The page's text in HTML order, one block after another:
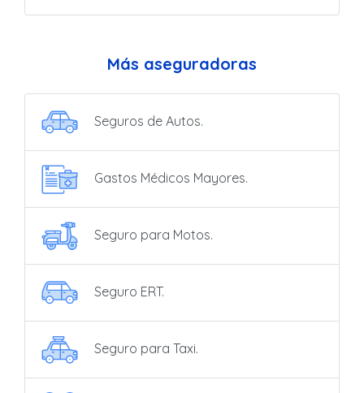
Más aseguradoras
Seguros de Autos.
Gastos Médicos Mayores.
Seguro para Motos.
Seguro ERT.
Seguro para Taxi.